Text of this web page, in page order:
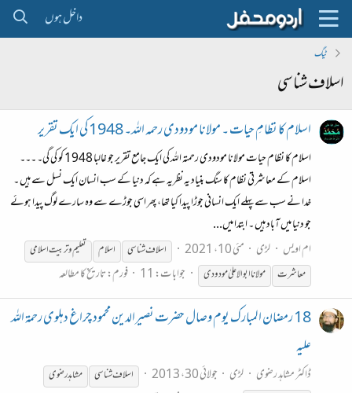
داخل ہوں
ٹیگ
اسلاف شناسی
اسلام کا نظامِ حیات ۔ مولانا مودودی رحمہ الله۔ 1948 کی ایک تقریر
اسلام کا نظام حیات مولانا مودودی رحمتہ اللہ کی ایک جامع تقریر جو غالبا 1948 کو کی گی۔ ۔۔۔
اسلام کے معاشرتی نظام کا سنگ بنیاد یہ نظریہ ہے کہ دنیا کے سب انسان ایک نسل سے ہیں ۔
خدا نے سب سے پہلے ایک انسانی جوڑا پیدا کیا تھا، پھر اسی جوڑے سے وہ سارے لوگ پیدا ہوئے
جو دنیا میں آباد ہیں ۔ ابتدا میں...
ام اویس
لڑی مئی 10، 2021 اسلافشناسی اسلام
تعلیم و تربیت اسلامی
معاشرت
مولانا ابوالاعلیٰ مودودی جوابات: 11 فورم:تاریخ کا مطالعہ
18 رمضان المبارک یوم وصال حضرت نصیرالدین محمود چراغ دہلوی رحمۃ اللہ
علیہ
ڈاکٹر مشاہد رضوی لڑی جولائی 30، 2013 اسلافشناسی
مشاہدرضوی